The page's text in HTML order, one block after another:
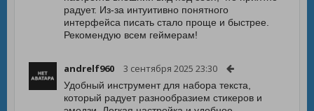
радует. Из-за интуитивно понятного
интерфейса писать стало проще и быстрее.
Рекомендую всем геймерам!
andrelf960 3 сентября 2025 23:30
Удобный инструмент для набора текста,
который радует разнообразием стикеров и